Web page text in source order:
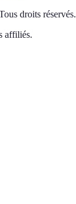
droits réservés.
affiliés.